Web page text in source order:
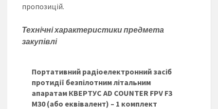
пропозицій.
Технічні характеристики предмета
закупівлі
Портативний радіоелектронний засіб
протидії безпілотним літальним
апаратам КВЕРТУС AD COUNTER FPV F3
M30 (або еквівалент) – 1 комплект